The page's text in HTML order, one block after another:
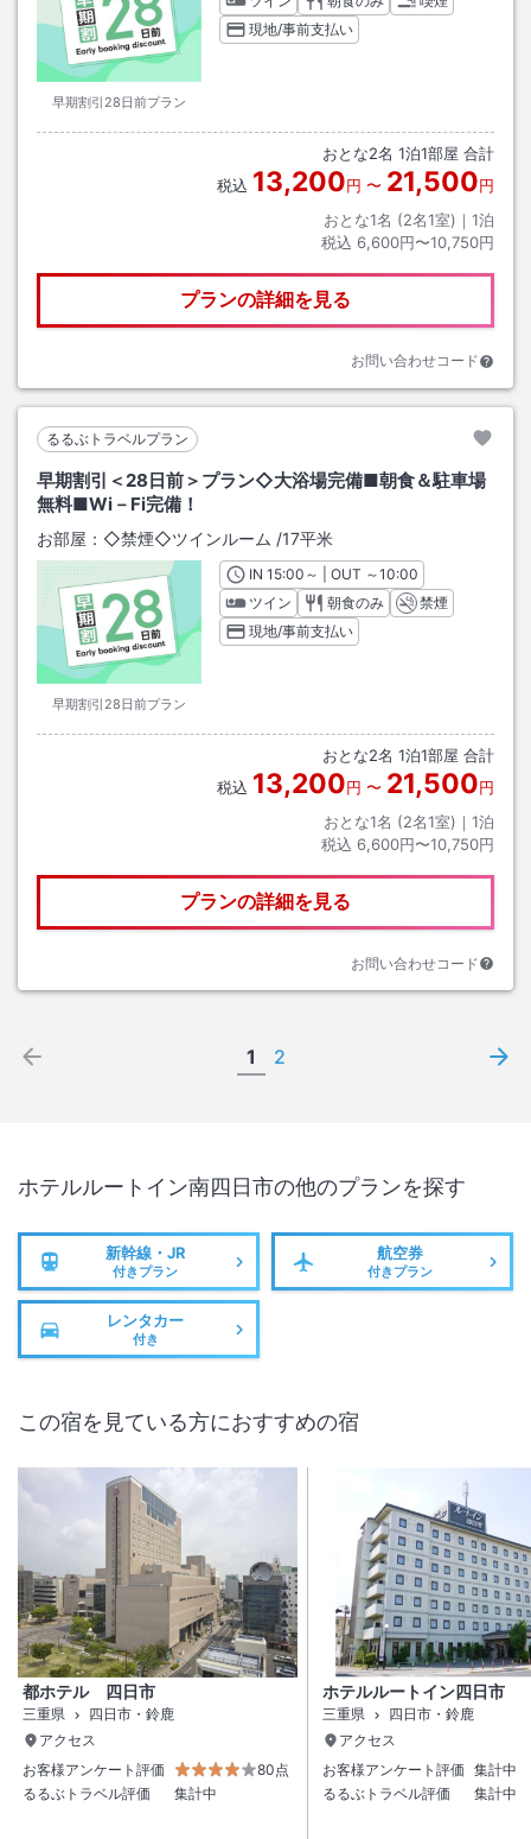
早期割引28日前プラン
現地/事前支払い
おとな2名 1泊1部屋 合計
税込 13,200円 〜 21,500円
おとな1名 (2名1室)｜ 1泊
税込 6,600円〜10,750円
プランの詳細を見る
お問い合わせコード
るるぶトラベルプラン
早期割引＜28日前＞プラン◇大浴場完備■朝食＆駐車場
無料■Wi－Fi完備！
お部屋： ◇禁煙◇ツインルーム /17平米
早期割引28日前プラン
INチェックイン
15:00 ～ | OUT チェックアウト
～10:00
ツイン
朝食のみ
禁煙
現地/事前支払い
おとな2名 1泊1部屋 合計
税込 13,200円 〜 21,500円
おとな1名 (2名1室)｜ 1泊
税込 6,600円〜10,750円
プランの詳細を見る
お問い合わせコード
1 2
ホテルルートイン南四日市の他のプランを探す
新幹線・JR
付きプラン
航空券
付きプラン
レンタカー
付き
この宿を見ている方におすすめの宿
都ホテル 四日市
三重県
四日市・鈴鹿
アクセス
お客様アンケート評価
80点
るるぶトラベル評価
集計中
ホテルルートイン四日市
三重県
四日市・鈴鹿
アクセス
お客様アンケート評価 集計中
るるぶトラベル評価
集計中